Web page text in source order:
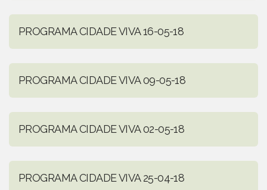
PROGRAMA CIDADE VIVA 16-05-18
PROGRAMA CIDADE VIVA 09-05-18
PROGRAMA CIDADE VIVA 02-05-18
PROGRAMA CIDADE VIVA 25-04-18